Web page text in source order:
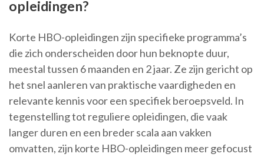
opleidingen?
Korte HBO-opleidingen zijn specifieke programma’s
die zich onderscheiden door hun beknopte duur,
meestal tussen 6 maanden en 2 jaar. Ze zijn gericht op
het snel aanleren van praktische vaardigheden en
relevante kennis voor een specifiek beroepsveld. In
tegenstelling tot reguliere opleidingen, die vaak
langer duren en een breder scala aan vakken
omvatten, zijn korte HBO-opleidingen meer gefocust